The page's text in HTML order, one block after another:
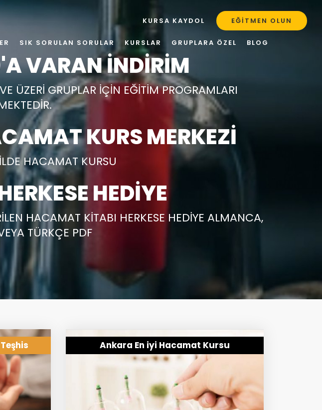
VARAN İNDİRİM
ÜZERİ GRUPLAR İÇİN EĞİTİM PROGRAMLARI
KURS MERKEZİ
HACAMAT KURSU
HEDİYE
HACAMAT KİTABI HERKESE HEDİYE ALMANCA,
TÜRKÇE PDF
Ankara En iyi Hacamat Kursu
KURSA KAYDOL EĞITMEN OLUN
SIK SORULAN SORULAR KURSLAR GRUPLARA ÖZEL
BLOG